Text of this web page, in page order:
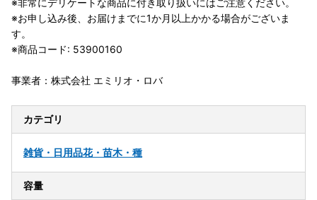
※非常にデリケートな商品に付き取り扱いにはご注意ください。
※お申し込み後、お届けまでに1か月以上かかる場合がございま
す。
※商品コード: 53900160
事業者：株式会社 エミリオ・ロバ
カテゴリ
雑貨・日用品花・苗木・種
容量